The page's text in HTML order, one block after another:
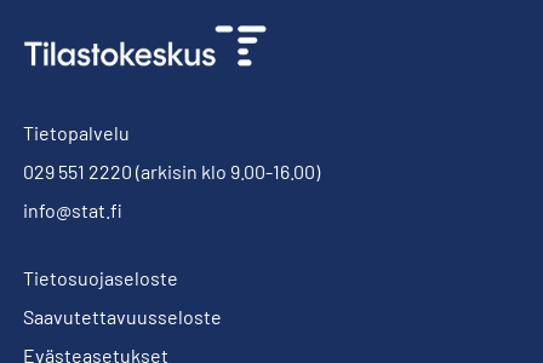
Tietopalvelu
029 551 2220 (arkisin klo 9.00-16.00)
info@stat.fi
Tietosuojaseloste
Saavutettavuusseloste
Evästeasetukset